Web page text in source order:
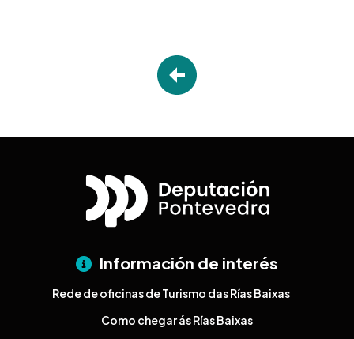
Información de interés
Rede de oficinas de Turismo das Rías Baixas
Como chegar ás Rías Baixas